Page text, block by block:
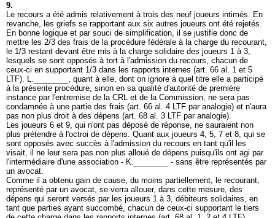
9.
Le recours a été admis relativement à trois des neuf joueurs intimés. En
revanche, les griefs se rapportant aux six autres joueurs ont été rejetés.
En bonne logique et par souci de simplification, il se justifie donc de
mettre les 2/3 des frais de la procédure fédérale à la charge du recourant,
le 1/3 restant devant être mis à la charge solidaire des joueurs 1 à 3,
lesquels se sont opposés à tort à l'admission du recours, chacun de
ceux-ci en supportant 1/3 dans les rapports internes (art. 66 al. 1 et 5
LTF). L.________, quant à elle, dont on ignore à quel titre elle a participé
à la présente procédure, sinon en sa qualité d'autorité de première
instance par l'entremise de la CRL et de la Commission, ne sera pas
condamnée à une partie des frais (art. 66 al. 4 LTF par analogie) et n'aura
pas non plus droit à des dépens (art. 68 al. 3 LTF par analogie).
Les joueurs 6 et 9, qui n'ont pas déposé de réponse, ne sauraient non
plus prétendre à l'octroi de dépens. Quant aux joueurs 4, 5, 7 et 8, qui se
sont opposés avec succès à l'admission du recours en tant qu'il les
visait, il ne leur sera pas non plus alloué de dépens puisqu'ils ont agi par
l'intermédiaire d'une association - K.________ - sans être représentés par
un avocat.
Comme il a obtenu gain de cause, du moins partiellement, le recourant,
représenté par un avocat, se verra allouer, dans cette mesure, des
dépens qui seront versés par les joueurs 1 à 3, débiteurs solidaires, en
tant que parties ayant succombé, chacun de ceux-ci supportant le tiers